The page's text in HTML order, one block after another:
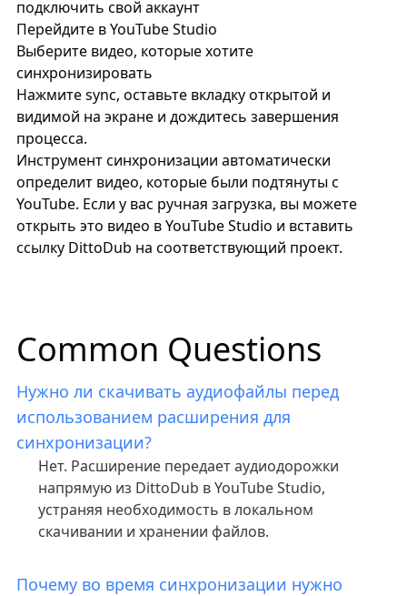
подключить свой аккаунт
Перейдите в YouTube Studio
Выберите видео, которые хотите
синхронизировать
Нажмите sync, оставьте вкладку открытой и
видимой на экране и дождитесь завершения
процесса.
Инструмент синхронизации автоматически
определит видео, которые были подтянуты с
YouTube. Если у вас ручная загрузка, вы можете
открыть это видео в YouTube Studio и вставить
ссылку DittoDub на соответствующий проект.
Common Questions
Нужно ли скачивать аудиофайлы перед
использованием расширения для
синхронизации?
Нет. Расширение передает аудиодорожки
напрямую из DittoDub в YouTube Studio,
устраняя необходимость в локальном
скачивании и хранении файлов.
Почему во время синхронизации нужно